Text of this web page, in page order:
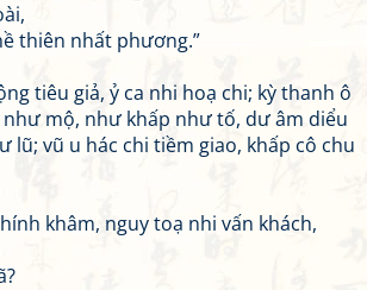
thiên nhất phương.”
tiêu giả, ỷ ca nhi hoạ chi; kỳ thanh ô
mộ, như khấp như tố, dư âm diểu
lũ; vũ u hác chi tiềm giao, khấp cô chu
khâm, nguy toạ nhi vấn khách,